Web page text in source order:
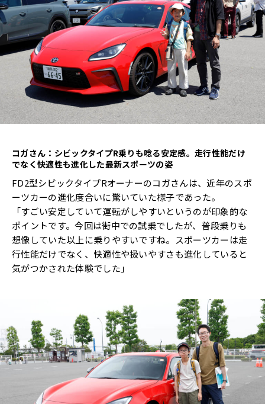
コガさん：シビックタイプR乗りも唸る安定感。走行性能だけ
でなく快適性も進化した最新スポーツの姿
FD2型シビックタイプRオーナーのコガさんは、近年のスポ
ーツカーの進化度合いに驚いていた様子であった。
「すごい安定していて運転がしやすいというのが印象的な
ポイントです。今回は街中での試乗でしたが、普段乗りも
想像していた以上に乗りやすいですね。スポーツカーは走
行性能だけでなく、快適性や扱いやすさも進化していると
気がつかされた体験でした」